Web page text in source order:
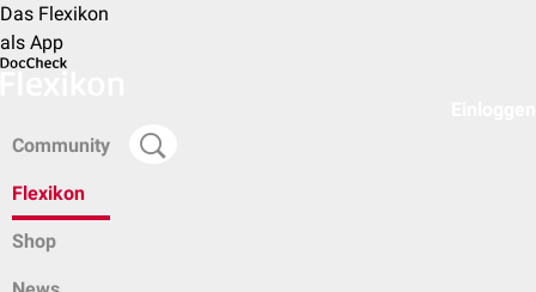
Das Flexikon
als App
Community
Flexikon
Shop